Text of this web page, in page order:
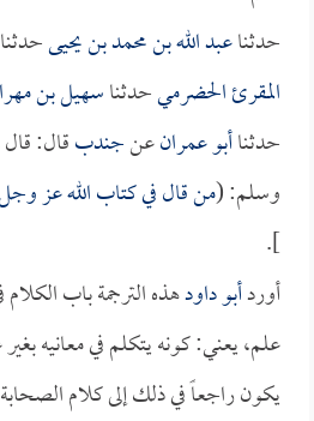
حدثناعبد الله بن محمد بن يحيى
المقرئ الحضرميحدثناسهيل بن
حدثناأبو عمرانعنجندبقال:
وسلم: (من قال في كتاب الله عز
].
أوردأبو داودهذه الترجمة باب
علم، يعني: كونه يتكلم في معانيه
يكون راجعاً في ذلك إلى كلام